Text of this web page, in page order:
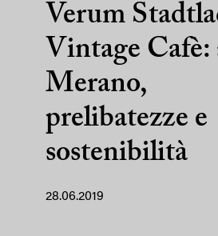
Verum
Vintage Cafè:
Merano,
prelibatezze e
sostenibilità
28.06.2019